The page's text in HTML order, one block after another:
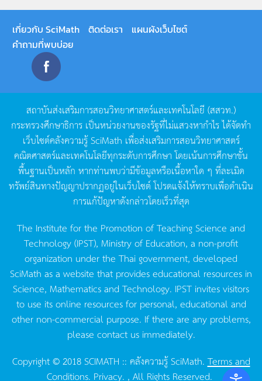
เกี่ยวกับ SciMath ติดต่อเรา
แผนผังเว็บไซต์
คำถามที่พบบ่อย
สถาบันส่งเสริมการสอนวิทยาศาสตร์และเทคโนโลยี (สสวท.)
กระทรวงศึกษาธิการ เป็นหน่วยงานของรัฐที่ไม่แสวงหากำไรได้จัดทำ
เว็บไซต์คลังความรู้SciMath เพื่อส่งเสริมการสอนวิทยาศาสตร์
คณิตศาสตร์และเทคโนโลยีทุกระดับการศึกษา โดยเน้นการศึกษาขั้น
พื้นฐานเป็นหลัก หากท่านพบว่ามีข้อมูลหรือเนื้อหาใด ๆ ที่ละเมิด
ทรัพย์สินทางปัญญาปรากฏอยู่ในเว็บไซต์โปรดแจ้งให้ทราบเพื่อดำเนิน
การแก้ปัญหาดังกล่าวโดยเร็วที่สุด
The Institute for the Promotion of Teaching Science and
Technology (IPST), Ministry of Education, a non-profit
organization under the Thai government, developed
SciMath as a website that provides educational resources in
Science, Mathematics and Technology. IPST invites visitors
to use its online resources for personal, educational and
other non-commercial purpose. If there are any problems,
please contact us immediately.
Copyright © 2018 SCIMATH :: คลังความรู้ SciMath.Terms and
Conditions. Privacy. , All Rights Reserved.